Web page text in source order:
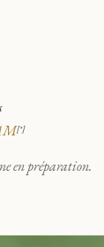
[*]
en préparation.